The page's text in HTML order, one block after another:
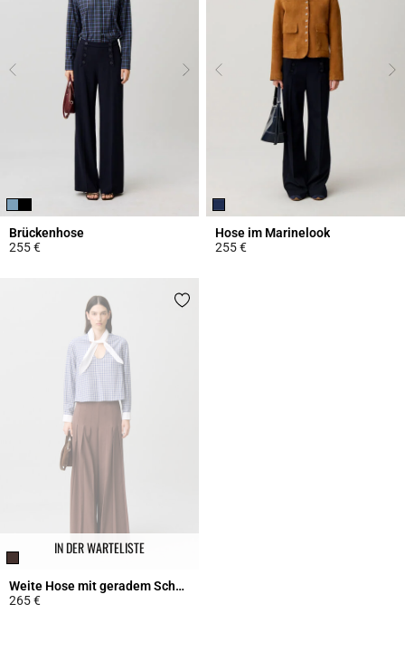
Brückenhose
255 €
Hose im Marinelook
255 €
IN DER WARTELISTE
Weite Hose mit geradem Schnitt
265 €